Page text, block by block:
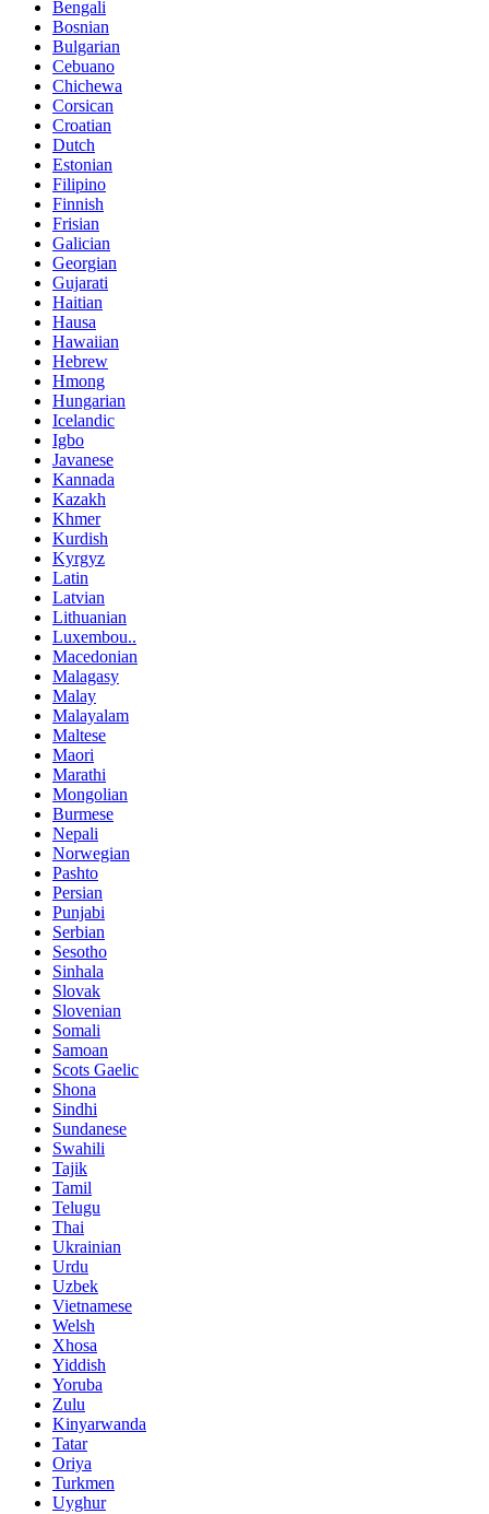
Bengali
Bosnian
Bulgarian
Cebuano
Chichewa
Corsican
Croatian
Dutch
Estonian
Filipino
Finnish
Frisian
Galician
Georgian
Gujarati
Haitian
Hausa
Hawaiian
Hebrew
Hmong
Hungarian
Icelandic
Igbo
Javanese
Kannada
Kazakh
Khmer
Kurdish
Kyrgyz
Latin
Latvian
Lithuanian
Luxembou..
Macedonian
Malagasy
Malay
Malayalam
Maltese
Maori
Marathi
Mongolian
Burmese
Nepali
Norwegian
Pashto
Persian
Punjabi
Serbian
Sesotho
Sinhala
Slovak
Slovenian
Somali
Samoan
Scots Gaelic
Shona
Sindhi
Sundanese
Swahili
Tajik
Tamil
Telugu
Thai
Ukrainian
Urdu
Uzbek
Vietnamese
Welsh
Xhosa
Yiddish
Yoruba
Zulu
Kinyarwanda
Tatar
Oriya
Turkmen
Uyghur